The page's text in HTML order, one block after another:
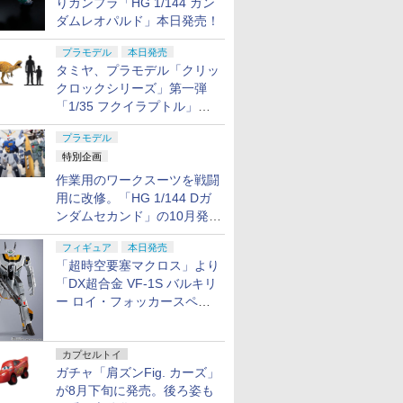
ダムレオパルド」本日発売！
プラモデル 本日発売
タミヤ、プラモデル「クリッ
クロックシリーズ」第一弾
「1/35 フクイラプトル」本
日発売！
プラモデル
特別企画
作業用のワークスーツを戦闘
用に改修。「HG 1/144 Dガ
ンダムセカンド」の10月発送
分が予約受付中【ガンダムベ
ース撮り下ろし】
フィギュア 本日発売
「超時空要塞マクロス」より
「DX超合金 VF-1S バルキリ
ー ロイ・フォッカースペシ
カプセルトイ
ガチャ「肩ズンFig. カーズ」
が8月下旬に発売。後ろ姿も